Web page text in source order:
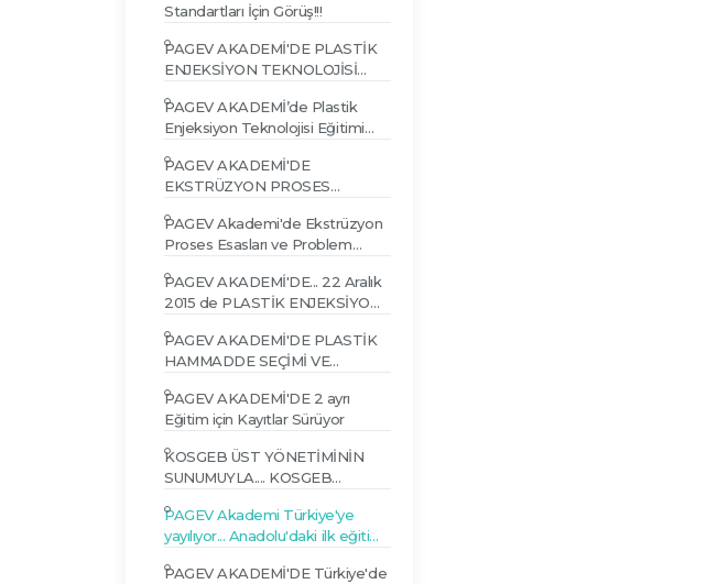
Standartları İçin Görüş!!!
PAGEV AKADEMİ'DE PLASTİK
ENJEKSİYON TEKNOLOJİSİ
AKADEMİ'DE...
PAGEV AKADEMİ’de Plastik
Enjeksiyon Teknolojisi Eğitimi
PAGEV AKADEMİ'DE
EKSTRÜZYON PROSES
GİDERME EĞİTİMİ
PAGEV Akademi'de Ekstrüzyon
Proses Esasları ve Problem
PAGEV AKADEMİ'DE... 22 Aralık
2015 de PLASTİK ENJEKSİYON
PAGEV AKADEMİ'DE PLASTİK
HAMMADDE SEÇİMİ VE
PAGEV AKADEMİ'DE 2 ayrı
Eğitim için Kayıtlar Sürüyor
KOSGEB ÜST YÖNETİMİNİN
SUNUMUYLA.... KOSGEB
TANITIM VE BİLGİLENDİRME
SEMİNERİ
PAGEV Akademi Türkiye'ye
yayılıyor... Anadolu'daki ilk eğitim
PAGEV AKADEMİ'DE Türkiye'de